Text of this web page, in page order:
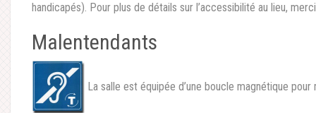
handicapés). Pour plus de détails sur l’accessibilité au lieu,
Malentendants
La salle est équipée d’une boucle magnétique pour